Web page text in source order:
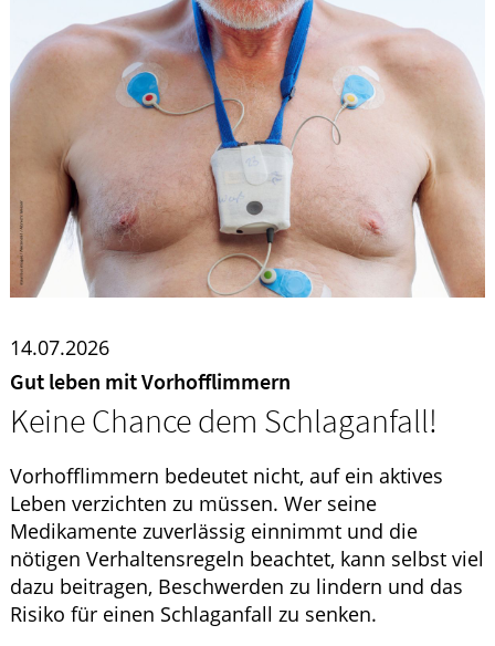
Krankheiten & Therapie
HOMÖOPATHIE
ELTERN UND KIND
14.07.2026
Gut leben mit Vorhofflimmern
Keine Chance dem Schlaganfall!
Vorhofflimmern bedeutet nicht, auf ein aktives
Leben verzichten zu müssen. Wer seine
Medikamente zuverlässig einnimmt und die
nötigen Verhaltensregeln beachtet, kann selbst viel
dazu beitragen, Beschwerden zu lindern und das
Risiko für einen Schlaganfall zu senken.